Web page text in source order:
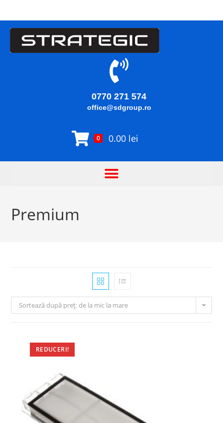
0770 271 574
office@sdgroup.ro
0 0.00 lei
Premium
Sortează după preț: de la mic la mare
REDUCERI!